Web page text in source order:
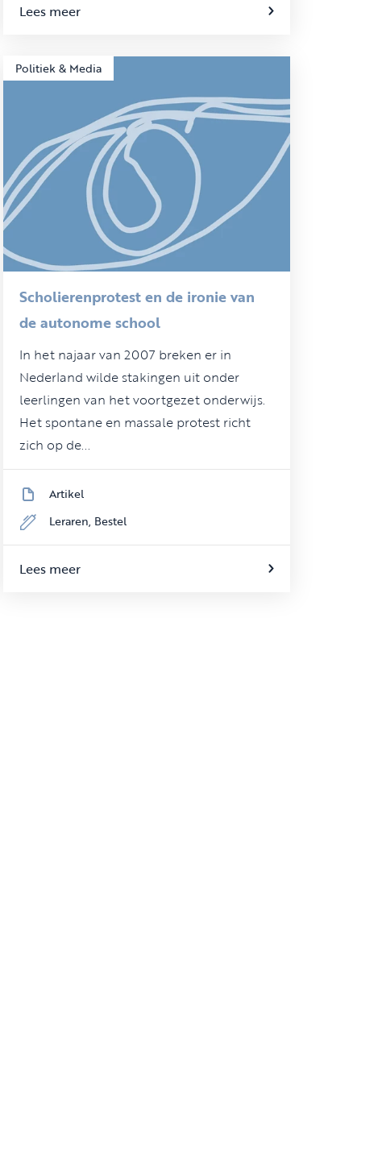
Lees meer
Politiek & Media
Scholierenprotest en de ironie van
de autonome school
In het najaar van 2007 breken er in
Nederland wilde stakingen uit onder
leerlingen van het voortgezet onderwijs.
Het spontane en massale protest richt
zich op de...
Artikel
Leraren, Bestel
Lees meer